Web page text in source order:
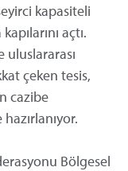
kapasiteli
açtı.
uluslararası
çeken tesis,
cazibe
Bölgesel